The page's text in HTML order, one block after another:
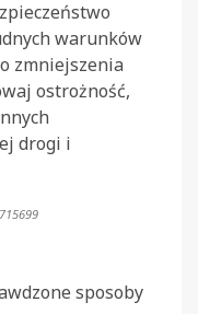
warunków
zmniejszenia
ostrożność,
drogi i
sposoby